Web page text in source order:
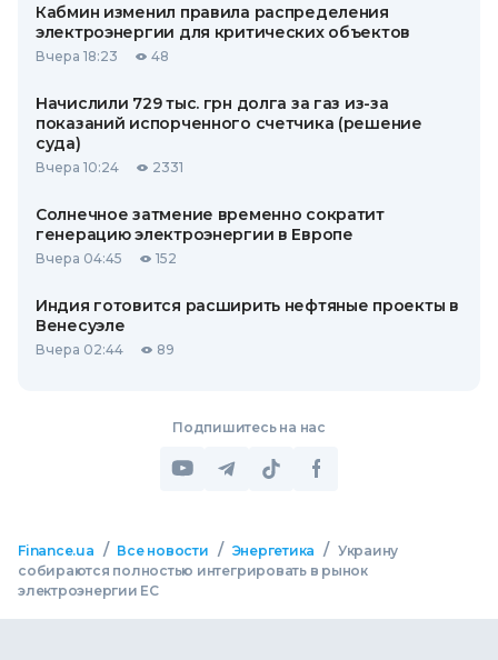
Кабмин изменил правила распределения
электроэнергии для критических объектов
Вчера 18:23 48
Начислили 729 тыс. грн долга за газ из-за
показаний испорченного счетчика (решение
суда)
Вчера 10:24 2331
Солнечное затмение временно сократит
генерацию электроэнергии в Европе
Вчера 04:45 152
Индия готовится расширить нефтяные проекты в
Венесуэле
Вчера 02:44 89
Подпишитесь на нас
Finance.ua / Все новости / Энергетика / Украину
собираются полностью интегрировать в рынок
электроэнергии ЕС